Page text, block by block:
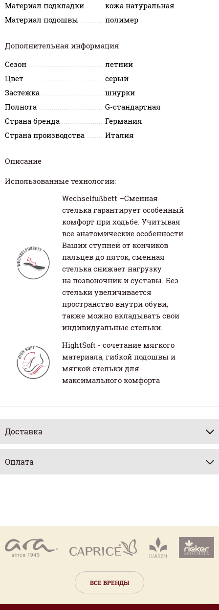
Материал подкладки
кожа натуральная
Материал подошвы
полимер
Дополнительная информация
Сезон
летний
Цвет
серый
Застежка
шнурки
Полнота
G-стандартная
Страна бренда
Германия
Страна производства
Италия
Описание
Использованные технологии:
Wechselfußbett –Сменная
стелька гарантирует особенный
комфорт при ходьбе. Учитывая
все анатомические особенности
Ваших ступней от кончиков
пальцев до пяток, сменная
стелька снижает нагрузку
на позвоночник и суставы. Без
стельки увеличивается
пространство внутри обуви,
также можно вкладывать свои
индивидуальные стельки.
HightSoft - сочетание мягкого
материала, гибкой подошвы и
мягкой стельки для
максимального комфорта
Доставка
Оплата
ВСЕ БРЕНДЫ